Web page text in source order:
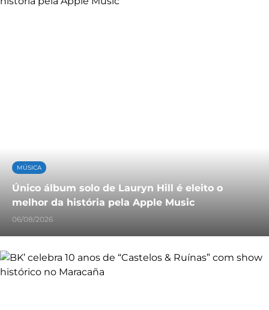
MÚSICA
Único álbum solo de Lauryn Hill é eleito o
melhor da história pela Apple Music
06/08/2026